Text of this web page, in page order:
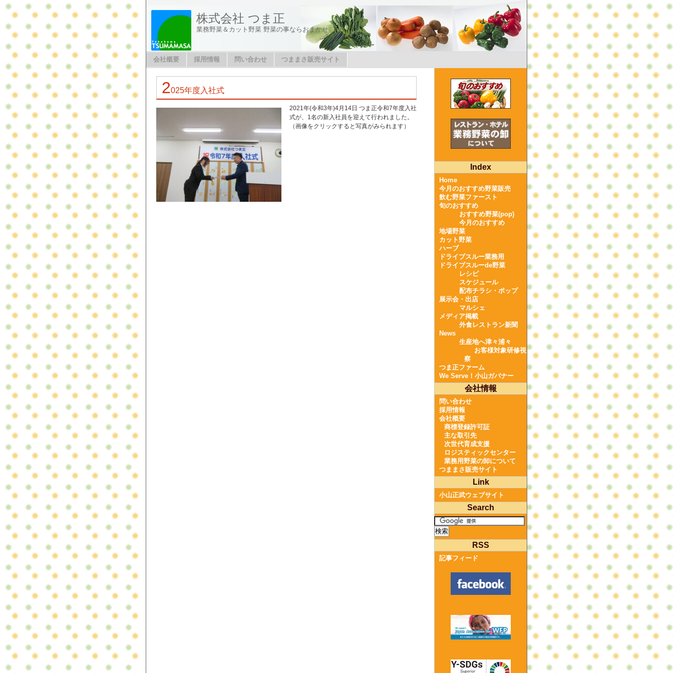
株式会社 つま正
業務野菜＆カット野菜 野菜の事ならおまかせ
会社概要 採用情報 問い合わせ つままさ販売サイト
2025年度入社式
2021年(令和3年)4月14日 つま正令和7年度入社
式が、1名の新入社員を迎えて行われました。
（画像をクリックすると写真がみられます）
Index
Home
今月のおすすめ野菜販売
飲む野菜ファースト
旬のおすすめ
おすすめ野菜(pop)
今月のおすすめ
地場野菜
カット野菜
ハーブ
ドライブスルー業務用
ドライブスルーde野菜
レシピ
スケジュール
配布チラシ・ポップ
展示会・出店
マルシェ
メディア掲載
外食レストラン新聞
News
生産地へ津々浦々
お客様対象研修視
察
つま正ファーム
We Serve！小山ガバナー
会社情報
問い合わせ
採用情報
会社概要
商標登録許可証
主な取引先
次世代育成支援
ロジスティックセンター
業務用野菜の卸について
つままさ販売サイト
Link
小山正武ウェブサイト
Search
RSS
記事フィード